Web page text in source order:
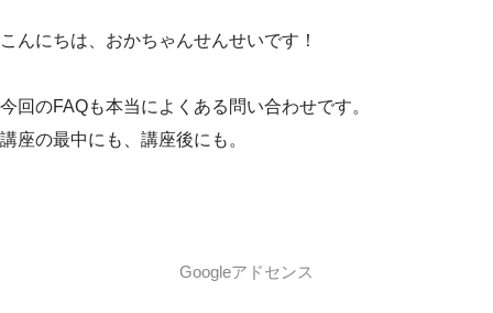
こんにちは、おかちゃんせんせいです！
今回のFAQも本当によくある問い合わせです。
講座の最中にも、講座後にも。
Googleアドセンス